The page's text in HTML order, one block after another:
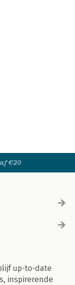
€20
up-to-date
inspirerende